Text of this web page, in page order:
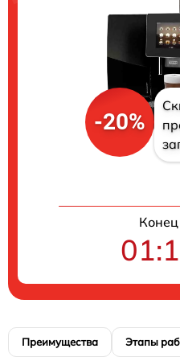
-20%
Преимущества Этапы